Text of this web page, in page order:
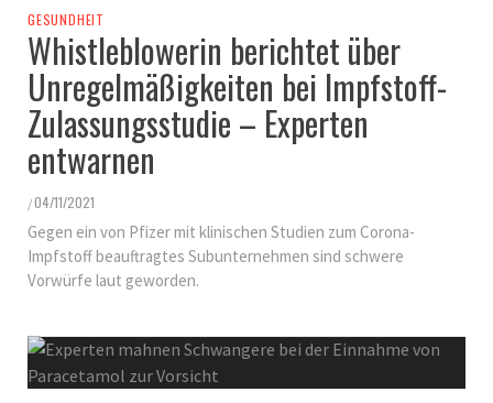
GESUNDHEIT
Whistleblowerin berichtet über
Unregelmäßigkeiten bei Impfstoff-
Zulassungsstudie – Experten
entwarnen
/04/11/2021
Gegen ein von Pfizer mit klinischen Studien zum Corona-
Impfstoff beauftragtes Subunternehmen sind schwere
Vorwürfe laut geworden.